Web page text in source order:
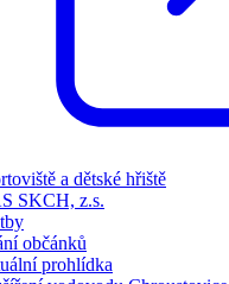
a dětské hřiště
SKCH, z.s.
občánků
prohlídka